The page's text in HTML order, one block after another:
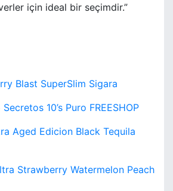
için ideal bir seçimdir.”
Blast SuperSlim Sigara
10’s Puro FREESHOP
Aged Edicion Black Tequila
Strawberry Watermelon Peach